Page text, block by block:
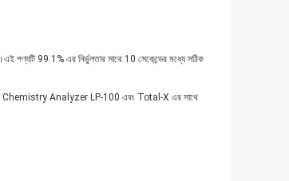
পণ্যটি 99.1% এর নির্ভুলতার সাথে 10 সেকেন্ডের মধ্যে সঠিক
Dry Chemistry Analyzer LP-100 এবং Total-X এর সাথে